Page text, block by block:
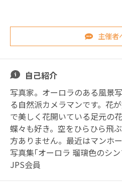
主催者
自己紹介
写真家。オーロラのある風景
る自然派カメラマンです。花
で美しく花開いている足元の
蝶々も好き。空をひらひら飛
方ありません。最近はマンホ
写真集｢オーロラ 瑠璃色のシ
JPS会員